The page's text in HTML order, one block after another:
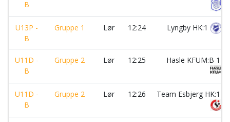
B
U13P -
B
Gruppe 1 Lør 12:24 Lyngby HK:1
U11D -
B
Gruppe 2 Lør 12:25 Hasle KFUM:B 1
U11D -
B
Gruppe 2 Lør 12:26 Team Esbjerg HK:1